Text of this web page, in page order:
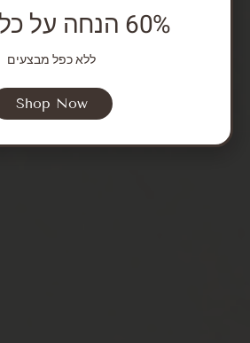
60% הנחה על כל האתר
ללא כפל מבצעים
Shop Now